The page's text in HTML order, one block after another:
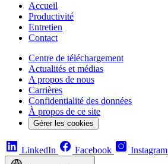
Accueil
Productivité
Entretien
Contact
Centre de téléchargement
Actualités et médias
A propos de nous
Carrières
Confidentialité des données
À propos de ce site
Gérer les cookies
LinkedIn Facebook Instagram